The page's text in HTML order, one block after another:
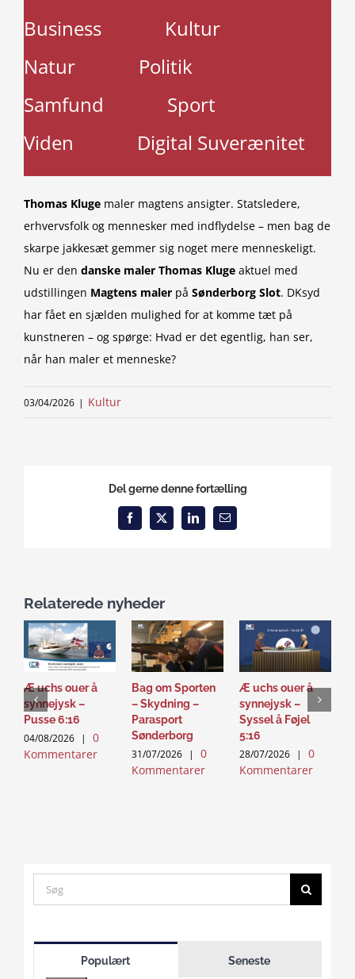
Business
Kultur
Natur
Politik
Samfund
Sport
Viden
Digital Suverænitet
Thomas Kluge maler magtens ansigter. Statsledere,
erhvervsfolk og mennesker med indflydelse – men bag de
skarpe jakkesæt gemmer sig noget mere menneskeligt.
Nu er den danske maler Thomas Kluge aktuel med
udstillingen Magtens maler på Sønderborg Slot. DKsyd
har fået en sjælden mulighed for at komme tæt på
kunstneren – og spørge: Hvad er det egentlig, han ser,
når han maler et menneske?
03/04/2026 | Kultur
Del gerne denne fortælling
Facebook
X LinkedInEmail
Relaterede nyheder
Æ uchs ouer å
synnejysk –
Pusse 6:16
04/08/2026 |
0
Kommentarer
Bag om Sporten
– Skydning –
Parasport
Sønderborg
31/07/2026 |
0
Kommentarer
Æ uchs ouer å
synnejysk –
Syssel å Føjel
5:16
28/07/2026 |
0
Kommentarer
Search
for:
Populært Seneste
accept